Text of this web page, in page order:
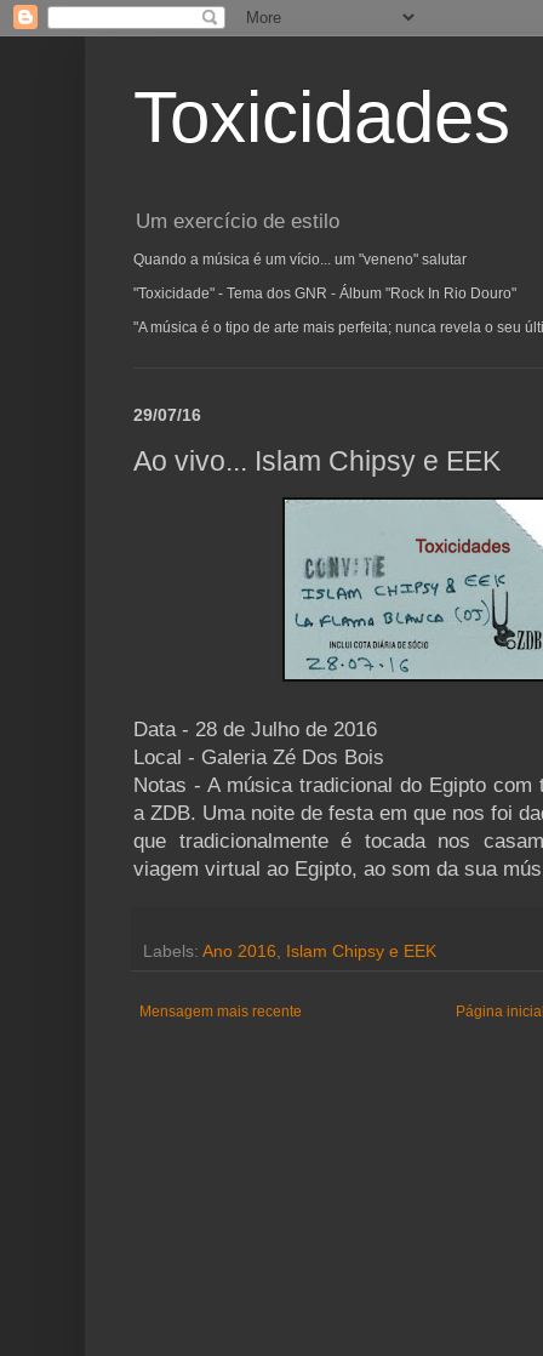
Toxicidades
Um exercício de estilo
Quando a música é um vício... um "veneno" salutar
"Toxicidade" - Tema dos GNR - Álbum "Rock In Rio Douro"
"A música é o tipo de arte mais perfeita; nunca revela o seu
29/07/16
Ao vivo... Islam Chipsy e EEK
Data - 28 de Julho de 2016
Local - Galeria Zé Dos Bois
Notas - A música tradicional do Egipto com
a ZDB. Uma noite de festa em que nos foi
que tradicionalmente é tocada nos
viagem virtual ao Egipto, ao som da sua
Labels: Ano 2016, Islam Chipsy e EEK
Mensagem mais recente Página